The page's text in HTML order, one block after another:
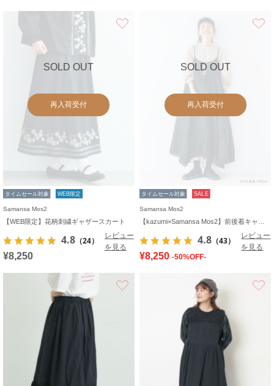
SOLD OUT
再入荷受付
タイムセール対象 WEB限定
Samansa Mos2
【WEB限定】花柄刺繍ギャザースカート
4.8 （24）
レビュー
を見る
¥8,250
SOLD OUT
再入荷受付
タイムセール対象 SALE
Samansa Mos2
4.8 （43）
レビュー
を見る
¥8,250 -50%OFF-